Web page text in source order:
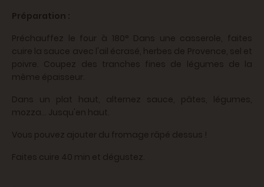
Préparation :
Préchauffez le four à 180° Dans une casserole, faites
cuire la sauce avec l'ail écrasé, herbes de Provence, sel et
poivre. Coupez des tranches fines de légumes de la
même épaisseur.
Dans un plat haut, alternez sauce, pâtes, légumes,
mozza... Jusqu'en haut.
Vous pouvez ajouter du fromage râpé dessus !
Faites cuire 40 min et dégustez.